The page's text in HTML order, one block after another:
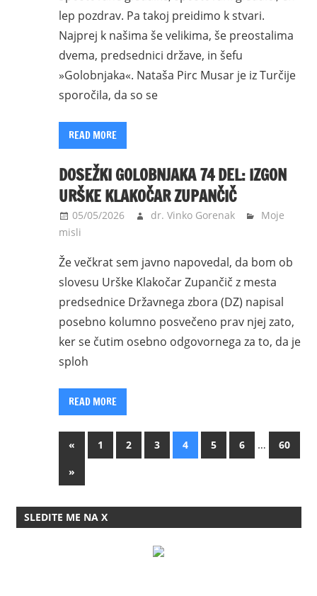
lep pozdrav. Pa takoj preidimo k stvari.
Najprej k našima še velikima, še preostalima
dvema, predsednici države, in šefu
»Golobnjaka«. Nataša Pirc Musar je iz Turčije
sporočila, da so se
READ MORE
DOSEŽKI GOLOBNJAKA 74 DEL: IZGON
URŠKE KLAKOČAR ZUPANČIČ
05/05/2026 dr. Vinko Gorenak
Moje
misli
Že večkrat sem javno napovedal, da bom ob
slovesu Urške Klakočar Zupančič z mesta
predsednice Državnega zbora (DZ) napisal
posebno kolumno posvečeno prav njej zato,
ker se čutim osebno odgovornega za to, da je
sploh
READ MORE
Posts
pagination
«Previous
Posts
1 2 3 4 5 6 …
60
Next
Posts
»
SLEDITE ME NA X